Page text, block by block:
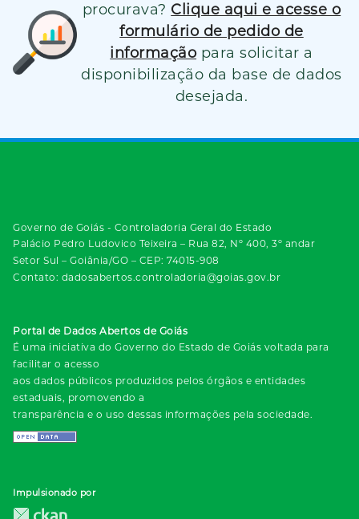
procurava? Clique aqui e acesse o
formulário de pedido de
informação para solicitar a
disponibilização da base de dados
desejada.
Governo de Goiás - Controladoria Geral do Estado
Palácio Pedro Ludovico Teixeira – Rua 82, Nº 400, 3º andar
Setor Sul – Goiânia/GO – CEP: 74015-908
Contato: dadosabertos.controladoria@goias.gov.br
Portal de Dados Abertos de Goiás
É uma iniciativa do Governo do Estado de Goiás voltada para
facilitar o acesso
aos dados públicos produzidos pelos órgãos e entidades
estaduais, promovendo a
transparência e o uso dessas informações pela sociedade.
Impulsionado por